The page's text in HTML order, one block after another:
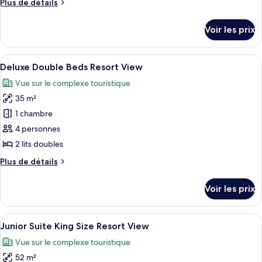
chambre :
Beds
Diamante
View
Plus de détails
le
type
de
Superior
Double
Beds
Diamante
View
Voir les prix
Afficher
toutes
les
photos
pour
ce
type
chambre :
Beds
Resort
View
Une chambre d’hôtel équipée
8
Deluxe Double Beds Resort View
Vue sur le complexe touristique
35 m²
1 chambre
4 personnes
2 lits doubles
Plus de détails
Plus
le
type
de
Deluxe
Double
Voir les prix
Afficher
toutes
les
Une chambre d’hôtel moderne
9
Junior Suite King Size Resort View
Vue sur le complexe touristique
52 m²